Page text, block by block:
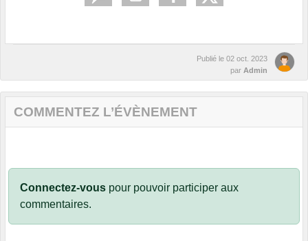
Publié le 02 oct. 2023
par Admin
COMMENTEZ L’ÉVÈNEMENT
Connectez-vous pour pouvoir participer aux
commentaires.